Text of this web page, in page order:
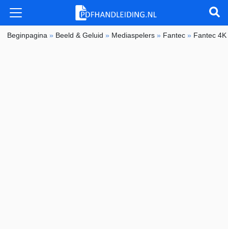
Beginpagina » Beeld & Geluid » Mediaspelers » Fantec » Fantec